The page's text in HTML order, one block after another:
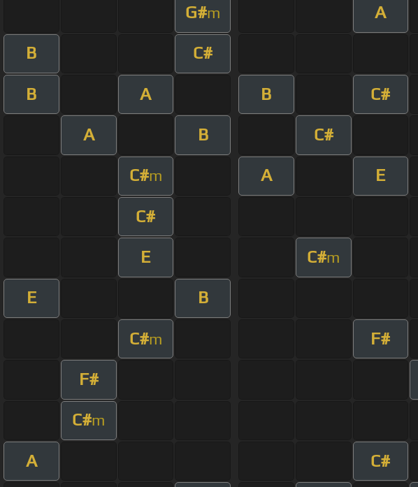
G#m A
B C#
B A B C#
A B C#
C#m A E
C#
E C#m
E B
C#m F#
F#
C#m
A C#